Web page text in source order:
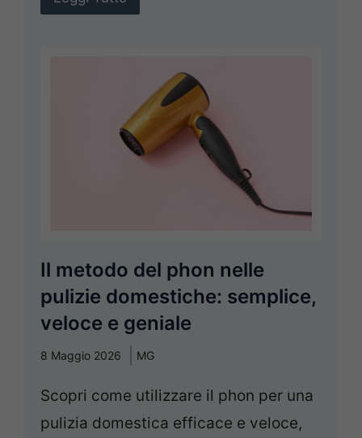
Il metodo del phon nelle
pulizie domestiche: semplice,
veloce e geniale
8 Maggio 2026 MG
Scopri come utilizzare il phon per una
pulizia domestica efficace e veloce,